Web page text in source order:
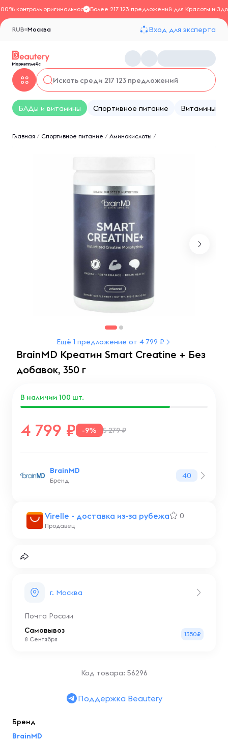
контроль оригинальностиБолее 217 123 предложений для Красоты и
Москва
RUB Вход для эксперта
БАДы и витамины Спортивное питание Витамины
Главная / Спортивное питание / Аминокислоты /
Ещё 1 предложение от 4 799 ₽
BrainMD Креатин Smart Creatine + Без
добавок, 350 г
Virelle - доставка из-за рубежа 0
Продавец
4 799 -9% 5 279 ₽
В наличии 100 шт.
BrainMD
Бренд
40
г. Москва
Почта России
Самовывоз
8 Сентября
1350₽
Код товара: 56296
Поддержка Beautery
Бренд
BrainMD